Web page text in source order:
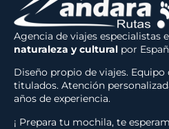
Agencia de viajes especialistas
naturaleza y cultural por
Diseño propio de viajes. Equipo
titulados. Atención
años de experiencia.
¡ Prepara tu mochila, te